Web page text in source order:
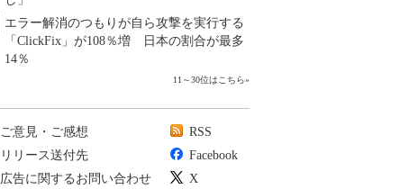
エラー解消のつもりが自ら攻撃を実行する
「ClickFix」が108％増 日本の割合が最多
14％
11～30位はこちら»
ご意見・ご感想
リリース送付先
広告に関するお問い合わせ
RSS
Facebook
X